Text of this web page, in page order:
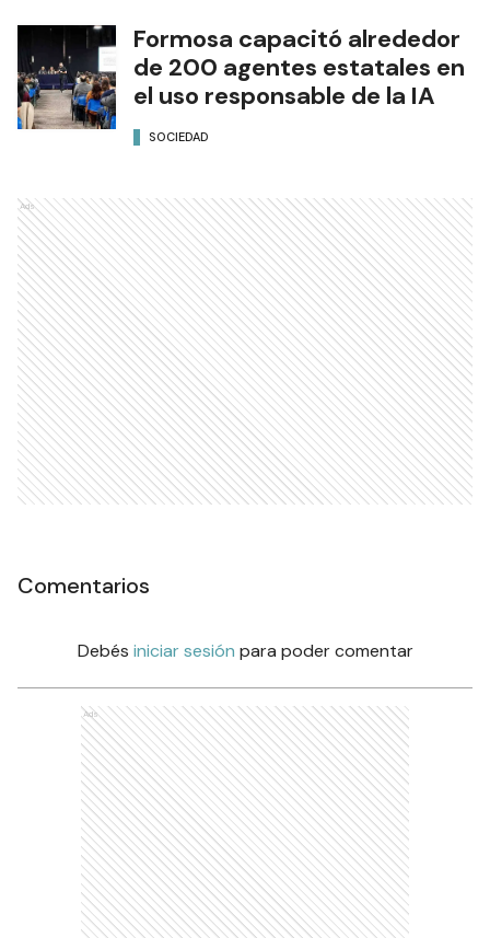
Formosa capacitó alrededor
de 200 agentes estatales en
el uso responsable de la IA
SOCIEDAD
Ads
Comentarios
Debés iniciar sesión para poder comentar
Ads